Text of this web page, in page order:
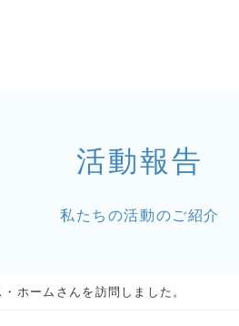
活動報告
私たちの活動のご紹介
ホームさんを訪問しました。